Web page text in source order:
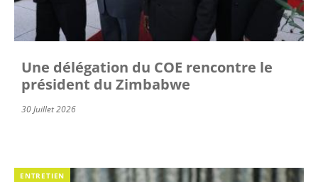
Une délégation du COE rencontre le
président du Zimbabwe
30 Juillet 2026
ENTRETIEN